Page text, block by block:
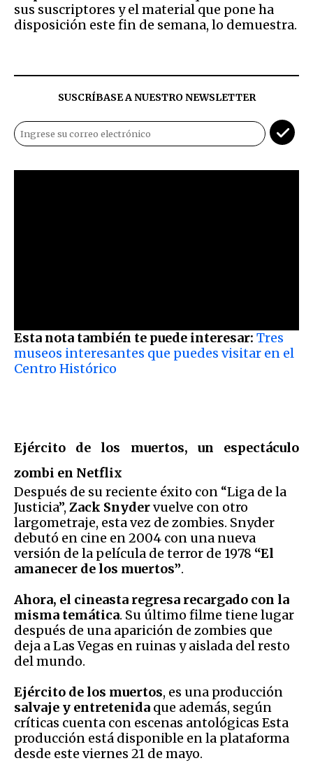
sus suscriptores y el material que pone ha
disposición este fin de semana, lo demuestra.
SUSCRÍBASE A NUESTRO NEWSLETTER
Esta nota también te puede interesar: Tres
museos interesantes que puedes visitar en el
Centro Histórico
Ejército de los muertos, un espectáculo
zombi en Netflix
Después de su reciente éxito con “Liga de la
Justicia”, Zack Snydervuelve con otro
largometraje, esta vez de zombies. Snyder
debutó en cine en 2004 con una nueva
versión de la película de terror de 1978 “El
amanecer de los muertos”.
Ahora, el cineasta regresa recargado con la
misma temática. Su último filme tiene lugar
después de una aparición de zombies que
deja a Las Vegas en ruinas y aislada del resto
del mundo.
Ejército de los muertos, es una producción
salvaje y entretenida que además, según
críticas cuenta con escenas antológicas Esta
producción está disponible en la plataforma
desde este viernes 21 de mayo.